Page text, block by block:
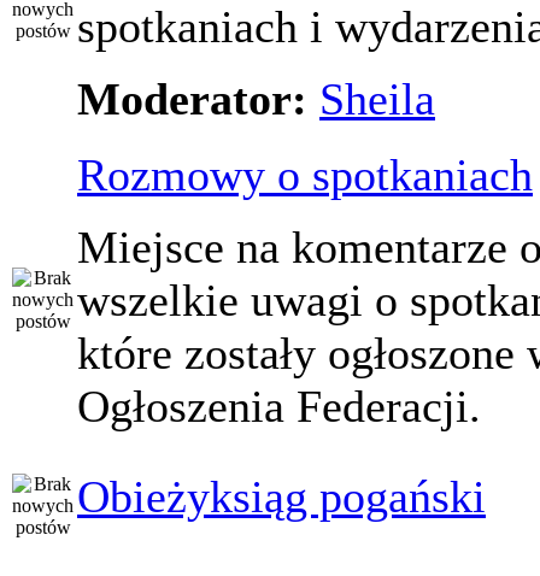
spotkaniach i
Moderator: Sheila
Rozmowy o spotkaniach
Miejsce na komentarze
wszelkie uwagi o
które zostały ogłoszone
Ogłoszenia Federacji.
Obieżyksiąg pogański